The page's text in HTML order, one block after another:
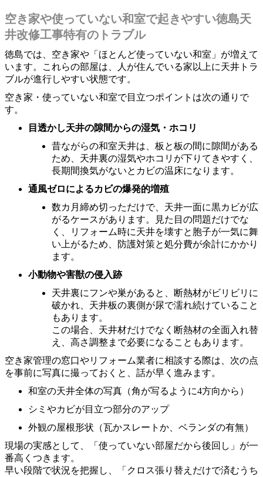
空き家や使っていない和室で起きやすい徳島天
井改修工事特有のトラブル
徳島では、空き家や「ほとんど使っていない和室」が増えて
います。これらの部屋は、人が住んでいる家以上に天井トラ
ブルが進行しやすい状態です。
空き家・使っていない和室で目立つポイントは次の通りで
す。
目透かし天井の隙間からの湿気・ホコリ
昔ながらの和室天井は、板と板の間に隙間がある
ため、天井裏の湿気やホコリが下りてきやすく、
長期間換気がないとカビの温床になります。
通風ゼロによるカビの爆発的増殖
数カ月締め切っただけで、天井一面に黒カビが広
がるケースがあります。見た目の問題だけでな
く、リフォーム時に天井を壊すと胞子が一気に舞
い上がるため、防護対策と処分費が余計にかかり
ます。
小動物や害獣の侵入跡
天井裏にフンや巣があると、断熱材がビリビリに
破かれ、天井板の裏側が尿で濡れ続けていること
もあります。
この場合、天井材だけでなく断熱材の全面入れ替
え、高さ調整まで必要になることもあります。
空き家管理の窓口やリフォーム業者に相談する際は、次の点
を事前に写真に撮っておくと、話が早く進みます。
和室の天井全体の写真（角が写るように4方向から）
シミやカビが目立つ部分のアップ
外観の屋根形状（瓦かスレートか、ベランダの有無）
現場の実感として、「使っていない部屋だから後回し」が一
番高くつきます。
早い段階で状況を把握し、「クロス張り替えだけで済むうち